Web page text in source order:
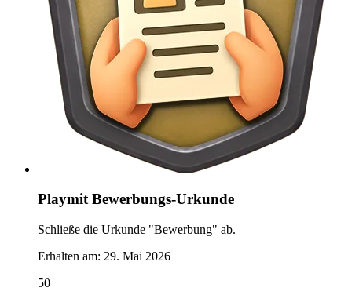
Playmit Bewerbungs-Urkunde
Schließe die Urkunde "Bewerbung" ab.
Erhalten am: 29. Mai 2026
50